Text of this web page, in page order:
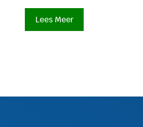
Lees Meer